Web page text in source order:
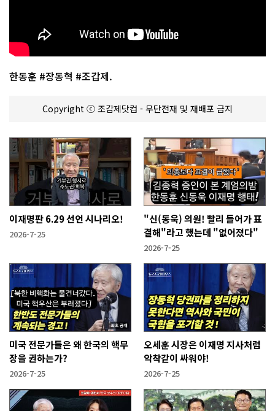
한동훈 #장동혁 #조갑제.
Copyright ⓒ 조갑제닷컴 - 무단전재 및 재배포 금지
이재명판 6.29 선언 시나리오!
2026-7-25
"신(동욱) 의원! 빨리 들어가 표
결해"라고 했는데 "없어졌다"
2026-7-25
미국 전문가들은 왜 한국의 핵무
장을 권하는가?
2026-7-25
오세훈 시장은 이재명 지사처럼
악착같이 싸워야!
2026-7-25